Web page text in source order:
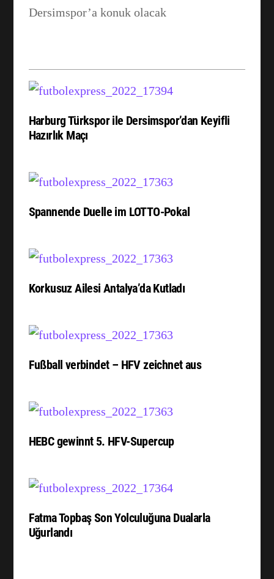
Dersimspor’a konuk olacak
Harburg Türkspor ile Dersimspor’dan Keyifli
Hazırlık Maçı
Spannende Duelle im LOTTO-Pokal
Korkusuz Ailesi Antalya’da Kutladı
Fußball verbindet – HFV zeichnet aus
HEBC gewinnt 5. HFV-Supercup
Fatma Topbaş Son Yolculuğuna Dualarla
Uğurlandı